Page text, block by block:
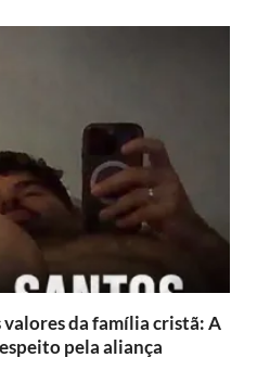
da família cristã: A
pela aliança